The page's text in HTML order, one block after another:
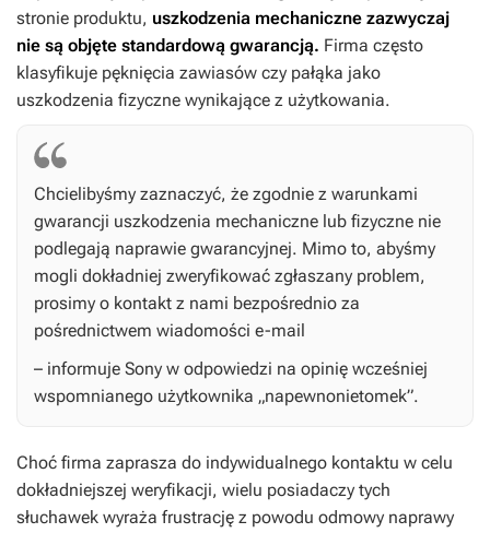
stronie produktu, uszkodzenia mechaniczne zazwyczaj
nie są objęte standardową gwarancją. Firma często
klasyfikuje pęknięcia zawiasów czy pałąka jako
uszkodzenia fizyczne wynikające z użytkowania.
Chcielibyśmy zaznaczyć, że zgodnie z warunkami
gwarancji uszkodzenia mechaniczne lub fizyczne nie
podlegają naprawie gwarancyjnej. Mimo to, abyśmy
mogli dokładniej zweryfikować zgłaszany problem,
prosimy o kontakt z nami bezpośrednio za
pośrednictwem wiadomości e-mail
– informuje Sony w odpowiedzi na opinię wcześniej
wspomnianego użytkownika „napewnonietomek”.
Choć firma zaprasza do indywidualnego kontaktu w celu
dokładniejszej weryfikacji, wielu posiadaczy tych
słuchawek wyraża frustrację z powodu odmowy naprawy